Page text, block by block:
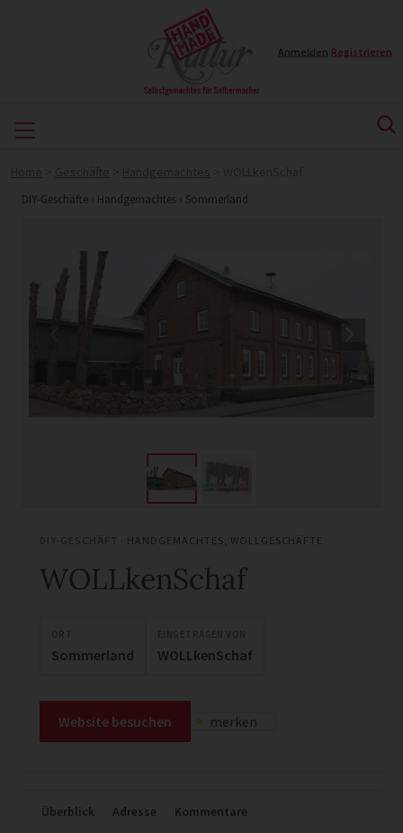
Anmelden Registrieren
DIY-Geschäfte Handgemachtes Sommerland
HANDGEMACHTES WOLLGESCHÄFTE
WOLLkenSchaf
Sommerland WOLLkenSchaf
Website besuchen merken
Überblick Adresse Kommentare